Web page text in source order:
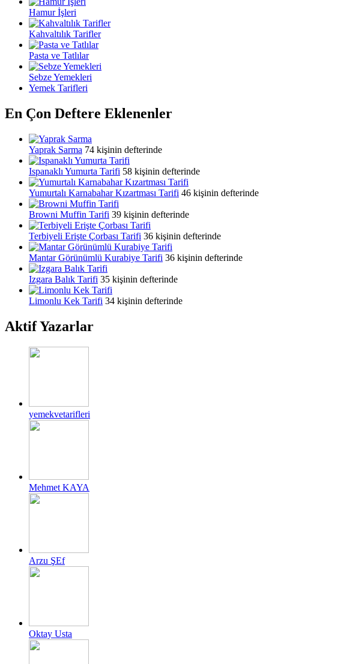
Hamur İşleri
Kahvaltılık Tarifler
Pasta ve Tatlılar
Sebze Yemekleri
Yemek Tarifleri
En Çon Deftere Eklenenler
Yaprak Sarma 74 kişinin defterinde
Ispanaklı Yumurta Tarifi 58 kişinin defterinde
Yumurtalı Karnabahar Kızartması Tarifi 46 kişinin defterinde
Browni Muffin Tarifi 39 kişinin defterinde
Terbiyeli Erişte Çorbası Tarifi 36 kişinin defterinde
Mantar Görünümlü Kurabiye Tarifi 36 kişinin defterinde
Izgara Balık Tarifi 35 kişinin defterinde
Limonlu Kek Tarifi 34 kişinin defterinde
Aktif Yazarlar
yemekvetarifleri
Mehmet KAYA
Arzu ŞEf
Oktay Usta